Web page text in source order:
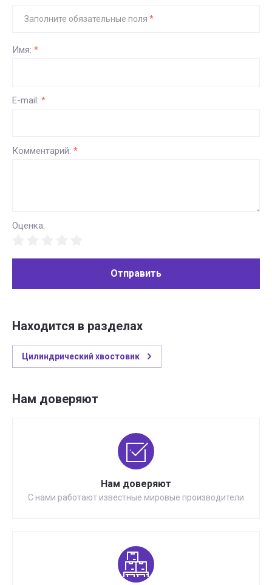
Заполните обязательные поля *
Имя: *
E-mail: *
Комментарий: *
Оценка:
Отправить
Находится в разделах
Цилиндрический хвостовик
Нам доверяют
Нам доверяют
С нами работают известные мировые производители